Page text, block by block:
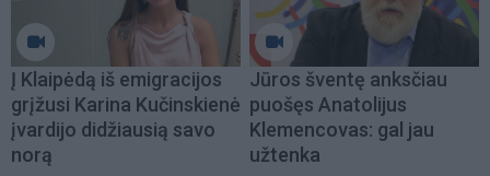
Į Klaipėdą iš emigracijos
grįžusi Karina Kučinskienė
įvardijo didžiausią savo
norą
Jūros šventę anksčiau
puošęs Anatolijus
Klemencovas: gal jau
užtenka